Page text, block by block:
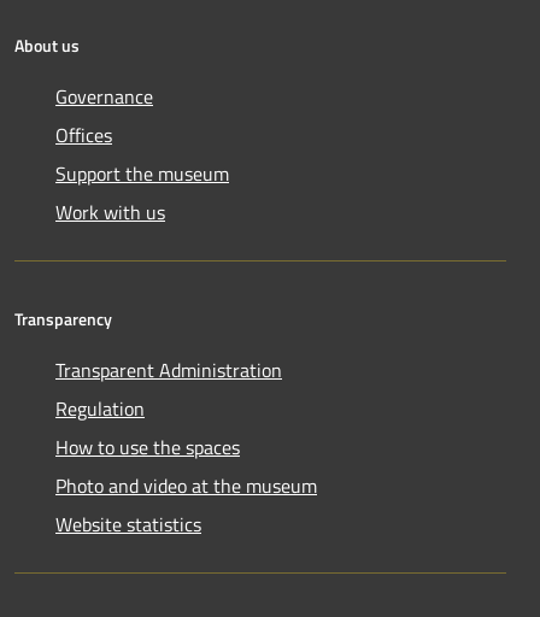
About us
Governance
Offices
Support the museum
Work with us
Transparency
Transparent Administration
Regulation
How to use the spaces
Photo and video at the museum
Website statistics